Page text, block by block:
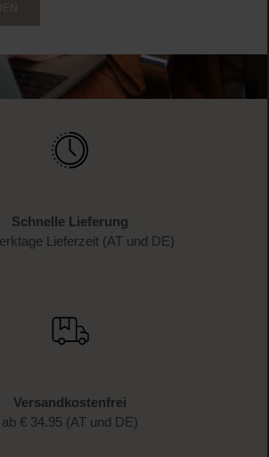
Schnelle Lieferung
Lieferzeit (AT und DE)
Versandkostenfrei
ab € 34.95 (AT und DE)